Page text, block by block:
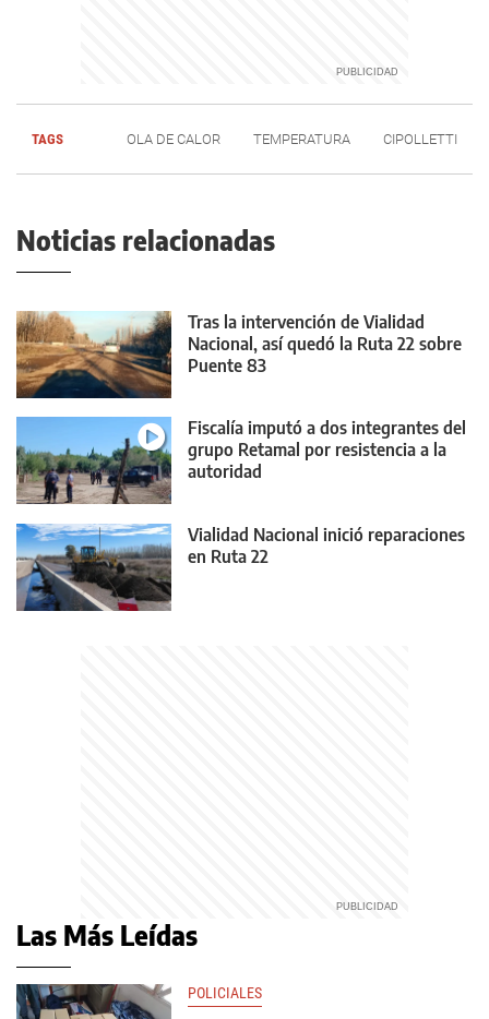
TAGS OLA DE CALOR TEMPERATURA CIPOLLETTI
Noticias relacionadas
Tras la intervención de Vialidad
Nacional, así quedó la Ruta 22 sobre
Puente 83
Fiscalía imputó a dos integrantes del
grupo Retamal por resistencia a la
autoridad
Vialidad Nacional inició reparaciones
en Ruta 22
Las Más Leídas
POLICIALES